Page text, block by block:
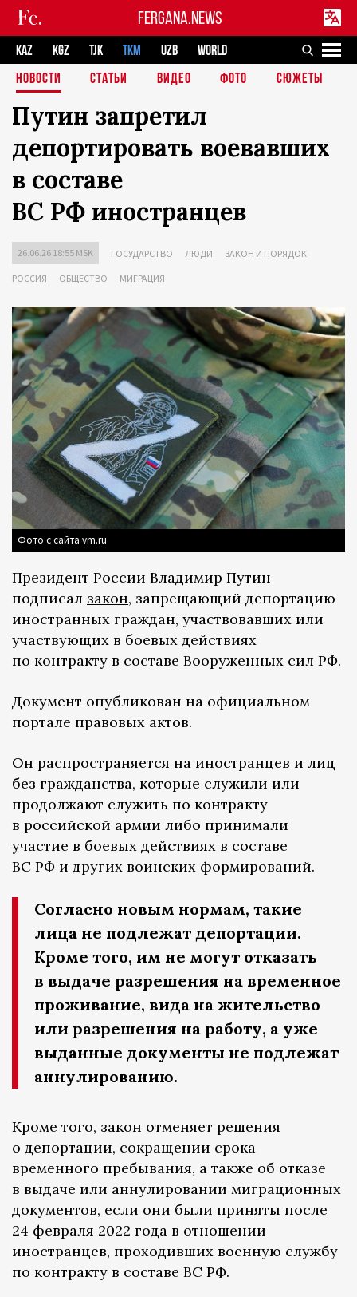
FERGANA.NEWS
KAZ KGZ TJK TKM UZB
WORLD
НОВОСТИ
СТАТЬИ ВИДЕО ФОТО СЮЖЕТЫ
Путин запретил
депортировать воевавших
в составе
ВС РФ иностранцев
26.06.26 18:55 MSK ГОСУДАРСТВО ЛЮДИ ЗАКОН И ПОРЯДОК
РОССИЯ ОБЩЕСТВО МИГРАЦИЯ
Фото с сайта vm.ru
Президент России Владимир Путин
подписал закон, запрещающий депортацию
иностранных граждан, участвовавших или
участвующих в боевых действиях
по контракту в составе Вооруженных сил РФ.
Документ опубликован на официальном
портале правовых актов.
Он распространяется на иностранцев и лиц
без гражданства, которые служили или
продолжают служить по контракту
в российской армии либо принимали
участие в боевых действиях в составе
ВС РФ и других воинских формирований.
Согласно новым нормам, такие
лица не подлежат депортации.
Кроме того, им не могут отказать
в выдаче разрешения на временное
проживание, вида на жительство
или разрешения на работу, а уже
выданные документы не подлежат
аннулированию.
Кроме того, закон отменяет решения
о депортации, сокращении срока
временного пребывания, а также об отказе
в выдаче или аннулировании миграционных
документов, если они были приняты после
24 февраля 2022 года в отношении
иностранцев, проходивших военную службу
по контракту в составе ВС РФ.